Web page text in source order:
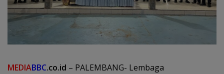
MEDIABBC.co.id – PALEMBANG- Lembaga